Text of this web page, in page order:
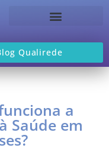
Qualirede
a
Saúde em